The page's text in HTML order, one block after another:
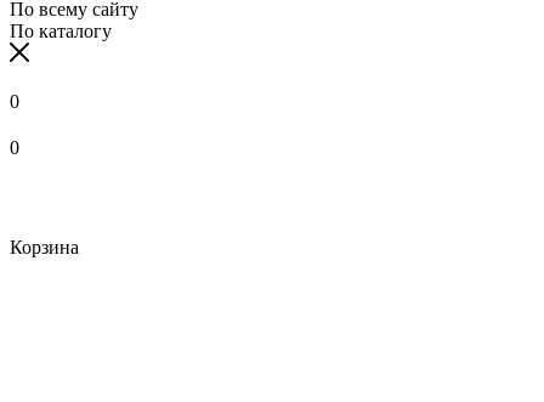
По всему сайту
По каталогу
0
0
Корзина